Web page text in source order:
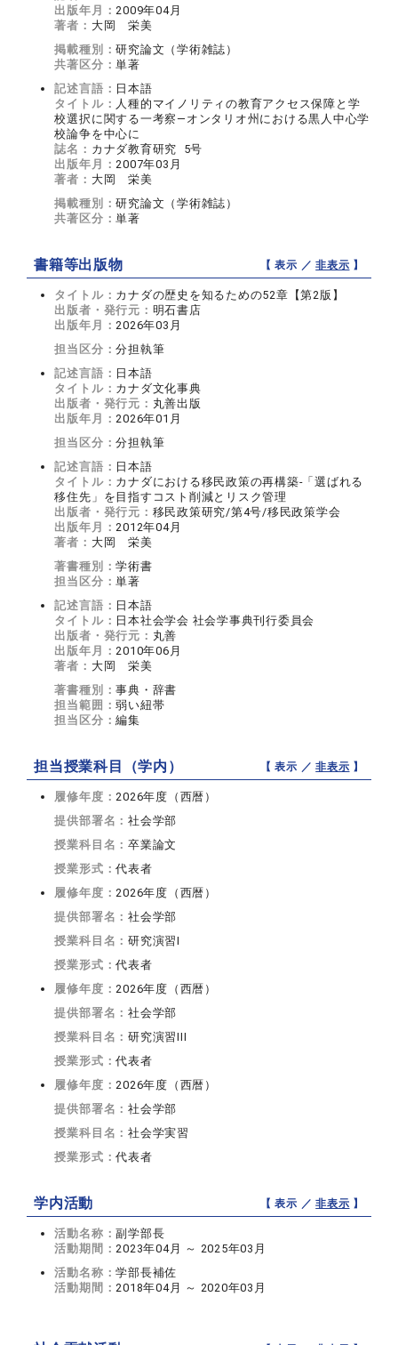
出版年月：2009年04月
著者： 大岡 栄美
掲載種別：研究論文（学術雑誌）
共著区分：単著
記述言語： 日本語
タイトル： 人種的マイノリティの教育アクセス保障と学
校選択に関する一考察―オンタリオ州における黒人中心学
校論争を中心に
誌名： カナダ教育研究 5号
出版年月：2007年03月
著者： 大岡 栄美
掲載種別：研究論文（学術雑誌）
共著区分：単著
書籍等出版物 【 表示 ／非表示 】
タイトル： カナダの歴史を知るための52章【第2版】
出版者・発行元： 明石書店
出版年月：2026年03月
担当区分：分担執筆
記述言語： 日本語
タイトル： カナダ文化事典
出版者・発行元： 丸善出版
出版年月：2026年01月
担当区分：分担執筆
記述言語： 日本語
タイトル： カナダにおける移民政策の再構築‐「選ばれる
移住先」を目指すコスト削減とリスク管理
出版者・発行元： 移民政策研究/第4号/移民政策学会
出版年月：2012年04月
著者： 大岡 栄美
著書種別：学術書
担当区分：単著
記述言語： 日本語
タイトル： 日本社会学会 社会学事典刊行委員会
出版者・発行元： 丸善
出版年月：2010年06月
著者： 大岡 栄美
著書種別：事典・辞書
担当範囲：弱い紐帯
担当区分：編集
担当授業科目（学内） 【 表示 ／非表示 】
履修年度：2026年度（西暦）
提供部署名：社会学部
授業科目名：卒業論文
授業形式：代表者
履修年度：2026年度（西暦）
提供部署名：社会学部
授業科目名：研究演習I
授業形式：代表者
履修年度：2026年度（西暦）
提供部署名：社会学部
授業科目名：研究演習III
授業形式：代表者
履修年度：2026年度（西暦）
提供部署名：社会学部
授業科目名：社会学実習
授業形式：代表者
学内活動 【 表示 ／非表示 】
活動名称：副学部長
活動期間：2023年04月 ～ 2025年03月
活動名称：学部長補佐
活動期間：2018年04月 ～ 2020年03月